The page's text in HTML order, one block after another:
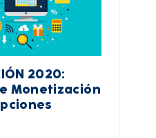
2020:
Monetización